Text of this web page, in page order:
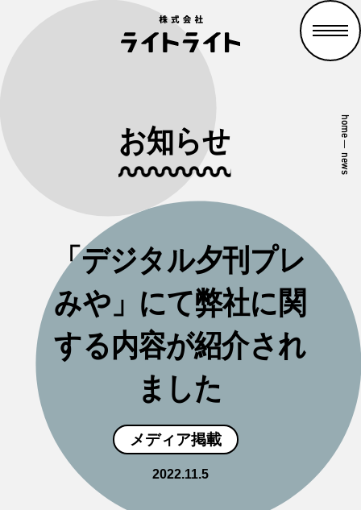
お知らせ
「デジタル夕刊プレ
みや」にて弊社に関
する内容が紹介され
ました
メディア掲載
2022.11.5
home
—
news